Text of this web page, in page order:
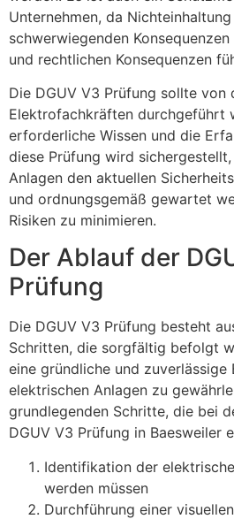
Unternehmen, da
schwerwiegenden
und rechtlichen Konsequenzen
Die DGUV V3 Prüfung sollte von
Elektrofachkräften durchgeführt
erforderliche Wissen und die
diese Prüfung wird
Anlagen den aktuellen
und ordnungsgemäß gewartet
Risiken zu minimieren.
Der Ablauf der
Prüfung
Die DGUV V3 Prüfung besteht
Schritten, die sorgfältig befolgt
eine gründliche und zuverlässige
elektrischen Anlagen zu
grundlegenden Schritte, die bei
DGUV V3 Prüfung in Baesweiler
Identifikation der
werden müssen
Durchführung einer